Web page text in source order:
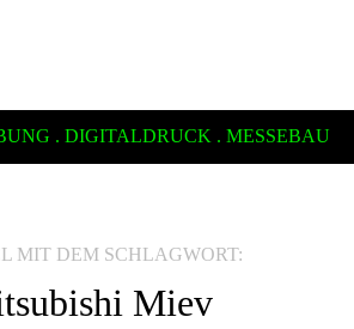
. DIGITALDRUCK . MESSEBAU
MIT DEM SCHLAGWORT:
Miev